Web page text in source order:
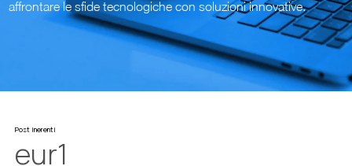
affrontare le sfide tecnologiche con soluzioni innovative.
Post inerenti
eur1